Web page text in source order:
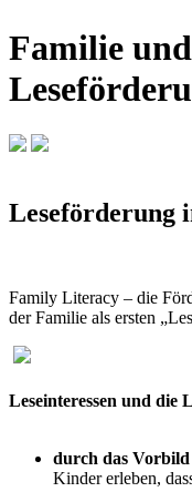
Familie und
Leseförderung
Family Literacy – die
der Familie als ersten
Leseinteressen und die
durch das
Kinder erleben,